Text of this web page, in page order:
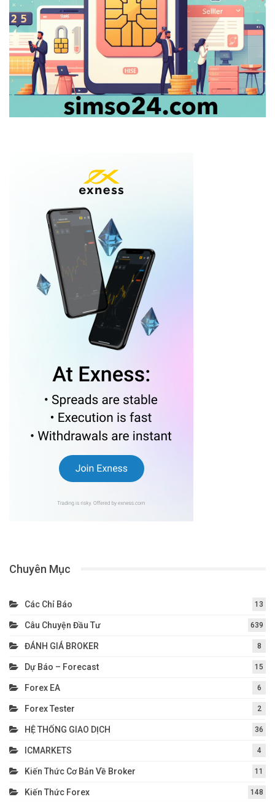
Chuyên Mục
Các Chỉ Báo 13
Câu Chuyện Đầu Tư 639
ĐÁNH GIÁ BROKER 8
Dự Báo – Forecast 15
Forex EA 6
Forex Tester 2
HỆ THỐNG GIAO DỊCH 36
ICMARKETS 4
Kiến Thức Cơ Bản Về Broker 11
Kiến Thức Forex 148